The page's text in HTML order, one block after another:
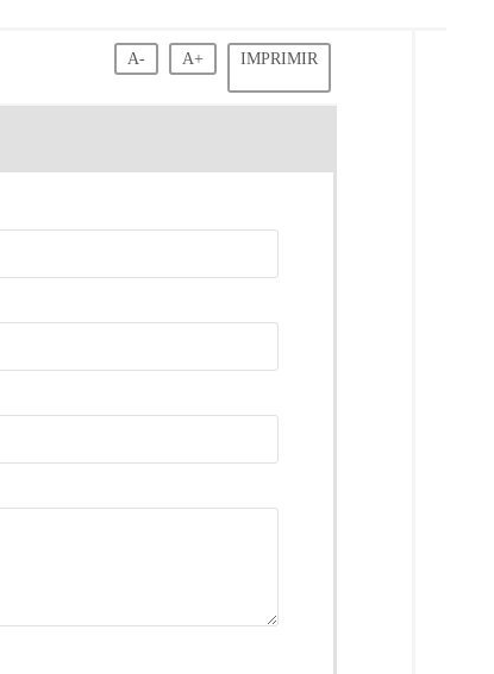
A- A+ IMPRIMIR